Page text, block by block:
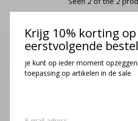
Krijg 10% korting
eerstvolgende
je kunt op ieder moment
toepassing op artikelen in de sale
Meld je aan voor